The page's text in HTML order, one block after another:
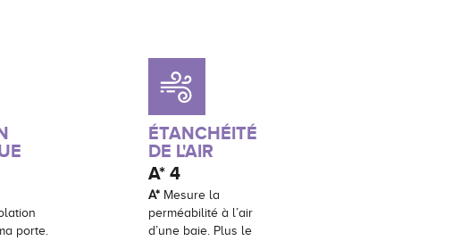
porte.
ÉTANCHÉITÉ
DE L'AIR
A* 4
A*Mesure la
perméabilité à l’air
d’une baie. Plus le